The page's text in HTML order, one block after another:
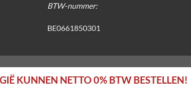
BTW-nummer:
BE0661850301
KUNNEN NETTO 0% BTW BESTELLEN!